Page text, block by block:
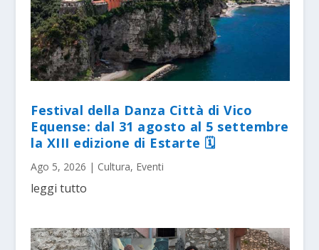
Festival della Danza Città di Vico
Equense: dal 31 agosto al 5 settembre
la XIII edizione di Estarte 🗓
Ago 5, 2026 | Cultura, Eventi
leggi tutto